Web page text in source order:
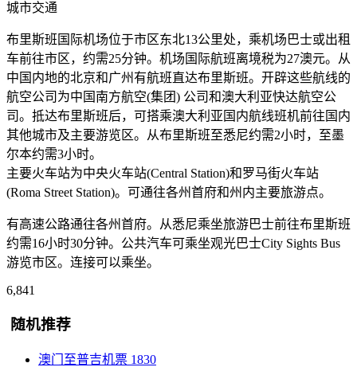
城市交通
布里斯班国际机场位于市区东北13公里处，乘机场巴士或出租
车前往市区，约需25分钟。机场国际航班离境税为27澳元。从
中国内地的北京和广州有航班直达布里斯班。开辟这些航线的
航空公司为中国南方航空(集团) 公司和澳大利亚快达航空公
司。抵达布里斯班后，可搭乘澳大利亚国内航线班机前往国内
其他城市及主要游览区。从布里斯班至悉尼约需2小时，至墨
尔本约需3小时。
主要火车站为中央火车站(Central Station)和罗马街火车站
(Roma Street Station)。可通往各州首府和州内主要旅游点。
有高速公路通往各州首府。从悉尼乘坐旅游巴士前往布里斯班
约需16小时30分钟。公共汽车可乘坐观光巴士City Sights Bus
游览市区。连接可以乘坐。
6,841
随机推荐
澳门至普吉机票 1830